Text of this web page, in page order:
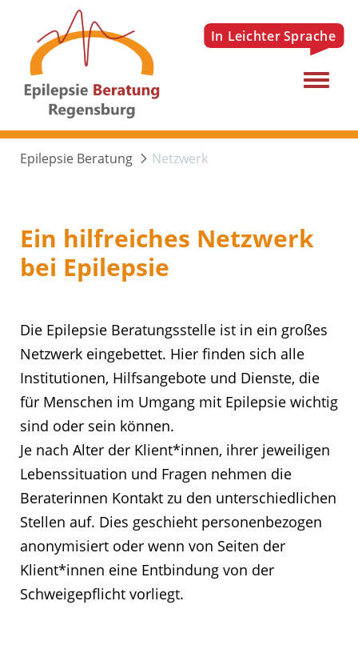
Menu
Epilepsie Beratung Netzwerk
Ein hilfreiches Netzwerk
bei Epilepsie
Die Epilepsie Beratungsstelle ist in ein großes
Netzwerk eingebettet. Hier finden sich alle
Institutionen, Hilfsangebote und Dienste, die
für Menschen im Umgang mit Epilepsie wichtig
sind oder sein können.
Je nach Alter der Klient*innen, ihrer jeweiligen
Lebenssituation und Fragen nehmen die
Beraterinnen Kontakt zu den unterschiedlichen
Stellen auf. Dies geschieht personenbezogen
anonymisiert oder wenn von Seiten der
Klient*innen eine Entbindung von der
Schweigepflicht vorliegt.